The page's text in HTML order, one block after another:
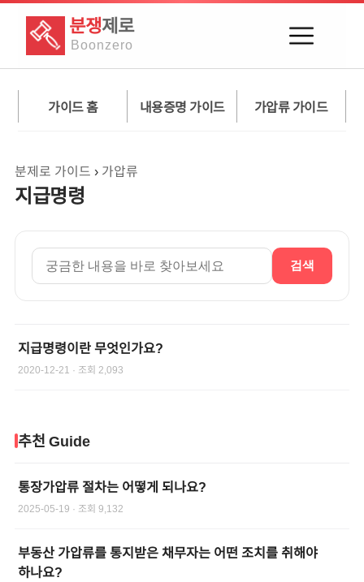
분쟁제로
Boonzero
가이드 홈 내용증명 가이드 가압류 가이드
분제로 가이드 › 가압류
지급명령
검색
지급명령이란 무엇인가요?
2020-12-21 · 조회 2,093
추천 Guide
통장가압류 절차는 어떻게 되나요?
2025-05-19 · 조회 9,132
부동산 가압류를 통지받은 채무자는 어떤 조치를 취해야
하나요?